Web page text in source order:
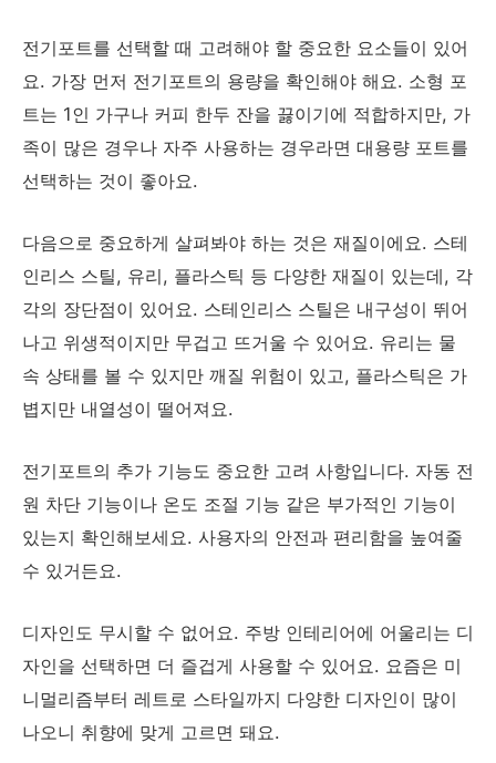
전기포트를 선택할 때 고려해야 할 중요한 요소들이 있어
요. 가장 먼저 전기포트의 용량을 확인해야 해요. 소형 포
트는 1인 가구나 커피 한두 잔을 끓이기에 적합하지만, 가
족이 많은 경우나 자주 사용하는 경우라면 대용량 포트를
선택하는 것이 좋아요.
다음으로 중요하게 살펴봐야 하는 것은 재질이에요. 스테
인리스 스틸, 유리, 플라스틱 등 다양한 재질이 있는데, 각
각의 장단점이 있어요. 스테인리스 스틸은 내구성이 뛰어
나고 위생적이지만 무겁고 뜨거울 수 있어요. 유리는 물
속 상태를 볼 수 있지만 깨질 위험이 있고, 플라스틱은 가
볍지만 내열성이 떨어져요.
전기포트의 추가 기능도 중요한 고려 사항입니다. 자동 전
원 차단 기능이나 온도 조절 기능 같은 부가적인 기능이
있는지 확인해보세요. 사용자의 안전과 편리함을 높여줄
수 있거든요.
디자인도 무시할 수 없어요. 주방 인테리어에 어울리는 디
자인을 선택하면 더 즐겁게 사용할 수 있어요. 요즘은 미
니멀리즘부터 레트로 스타일까지 다양한 디자인이 많이
나오니 취향에 맞게 고르면 돼요.